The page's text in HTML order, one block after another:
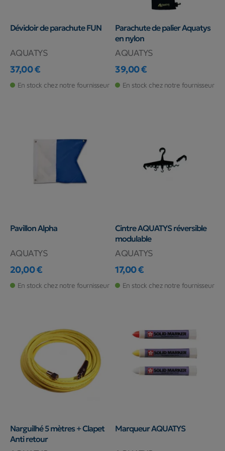
Dévidoir de parachute FUN
AQUATYS
Prix
37,00 €
En stock chez notre fournisseur
Parachute de palier Aquatys
en nylon
AQUATYS
Prix
39,00 €
En stock chez notre fournisseur
Pavillon Alpha
AQUATYS
Prix
20,00 €
En stock chez notre fournisseur
Cintre AQUATYS réversible
modulable
AQUATYS
Prix
17,00 €
En stock chez notre fournisseur
Narguilhé 5 mètres + Clapet
Anti retour
Marqueur AQUATYS